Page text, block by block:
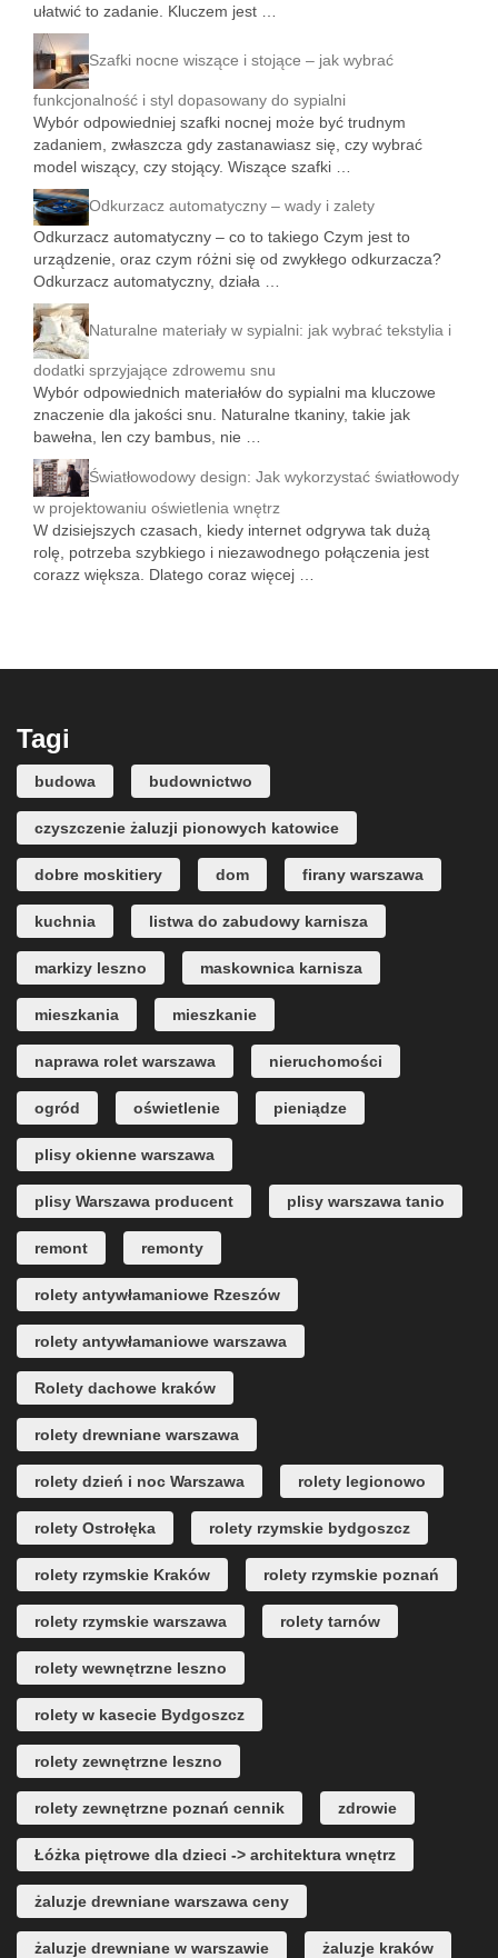
ułatwić to zadanie. Kluczem jest …
Szafki nocne wiszące i stojące – jak wybrać
funkcjonalność i styl dopasowany do sypialni
Wybór odpowiedniej szafki nocnej może być trudnym
zadaniem, zwłaszcza gdy zastanawiasz się, czy wybrać
model wiszący, czy stojący. Wiszące szafki …
Odkurzacz automatyczny – wady i zalety
Odkurzacz automatyczny – co to takiego Czym jest to
urządzenie, oraz czym różni się od zwykłego odkurzacza?
Odkurzacz automatyczny, działa …
Naturalne materiały w sypialni: jak wybrać tekstylia i
dodatki sprzyjające zdrowemu snu
Wybór odpowiednich materiałów do sypialni ma kluczowe
znaczenie dla jakości snu. Naturalne tkaniny, takie jak
bawełna, len czy bambus, nie …
Światłowodowy design: Jak wykorzystać światłowody
w projektowaniu oświetlenia wnętrz
W dzisiejszych czasach, kiedy internet odgrywa tak dużą
rolę, potrzeba szybkiego i niezawodnego połączenia jest
corazz większa. Dlatego coraz więcej …
Tagi
budowa budownictwo
czyszczenie żaluzji pionowych katowice
dobre moskitiery dom firany warszawa
kuchnia listwa do zabudowy karnisza
markizy leszno maskownica karnisza
mieszkania mieszkanie
naprawa rolet warszawa nieruchomości
ogród oświetlenie pieniądze
plisy okienne warszawa
plisy Warszawa producent plisy warszawa tanio
remont remonty
rolety antywłamaniowe Rzeszów
rolety antywłamaniowe warszawa
Rolety dachowe kraków
rolety drewniane warszawa
rolety dzień i noc Warszawa rolety legionowo
rolety Ostrołęka rolety rzymskie bydgoszcz
rolety rzymskie Kraków rolety rzymskie poznań
rolety rzymskie warszawa rolety tarnów
rolety wewnętrzne leszno
rolety w kasecie Bydgoszcz
rolety zewnętrzne leszno
rolety zewnętrzne poznań cennik zdrowie
Łóżka piętrowe dla dzieci -> architektura wnętrz
żaluzje drewniane warszawa ceny
żaluzje drewniane w warszawie żaluzje kraków